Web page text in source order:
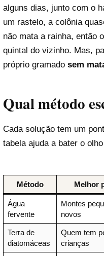
alguns dias, junto com o
um rastelo, a colônia
não mata a rainha, então
quintal do vizinho. Mas,
próprio gramado sem
Qual método
Cada solução tem um
tabela ajuda a bater o
Método Melhor
Água
fervente
Montes
novos
Terra de
diatomáceas
Quem tem
crianças